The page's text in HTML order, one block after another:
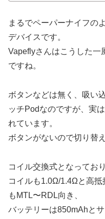
まるでペーパーナイフの
デバイスです。
Vapeflyさんはこうした一
ですね。
ボタンなどは無く、吸い
ッチPodなのですが、実
れています。
ボタンがないので切り替
コイル交換式となってお
コイルも1.0Ω/1.4Ωと高抵
もMTL〜RDL向き、
バッテリーは850mAhと